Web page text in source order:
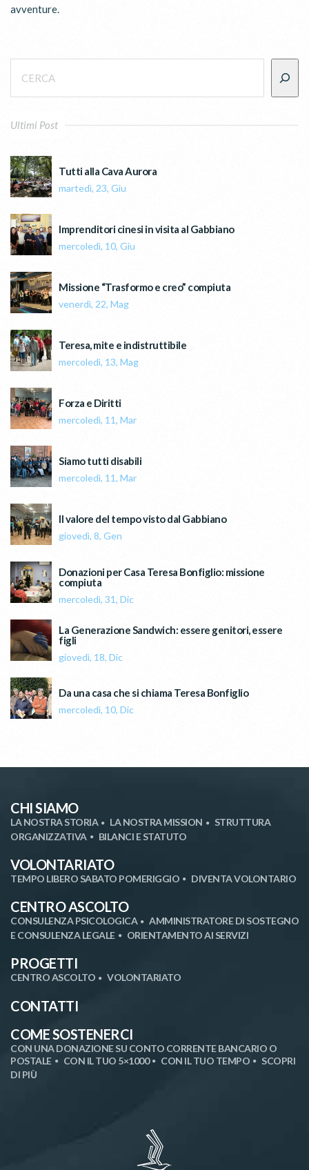
avventure.
Ultimi Post
Tutti alla Cava Aurora
martedì, 23, Giu
Imprenditori cinesi in visita al Gabbiano
mercoledì, 10, Giu
Missione “Trasformo e creo” compiuta
venerdì, 22, Mag
Teresa, mite e indistruttibile
mercoledì, 13, Mag
Forza e Diritti
mercoledì, 11, Mar
Siamo tutti disabili
mercoledì, 11, Mar
Il valore del tempo visto dal Gabbiano
giovedì, 8, Gen
Donazioni per Casa Teresa Bonfiglio: missione
compiuta
mercoledì, 31, Dic
La Generazione Sandwich: essere genitori, essere
figli
giovedì, 18, Dic
Da una casa che si chiama Teresa Bonfiglio
mercoledì, 10, Dic
CHI SIAMO
LA NOSTRA STORIA LA NOSTRA MISSION
STRUTTURA
ORGANIZZATIVA
BILANCI E STATUTO
VOLONTARIATO
TEMPO LIBERO SABATO POMERIGGIO DIVENTA VOLONTARIO
CENTRO ASCOLTO
CONSULENZA PSICOLOGICA
AMMINISTRATORE DI SOSTEGNO
E CONSULENZA LEGALE
ORIENTAMENTO AI SERVIZI
PROGETTI
CENTRO ASCOLTO VOLONTARIATO
CONTATTI
COME SOSTENERCI
CON UNA DONAZIONE SU CONTO CORRENTE BANCARIO O
POSTALE
CON IL TUO 5×1000 CON IL TUO TEMPO
SCOPRI
DI PIÙ